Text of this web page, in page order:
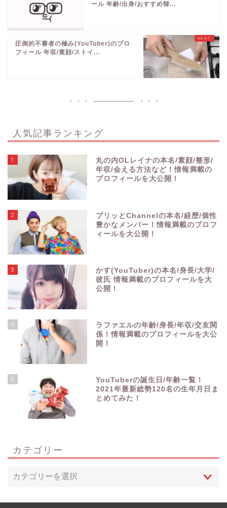
ール 年齢/出身/おすすめ韓...
圧倒的不審者の極み(YouTuber)のプロ
フィール 年収/素顔/ストイ...
人気記事ランキング
1
丸の内OLレイナの本名/素顔/整形/
年収/会える方法など！情報満載の
プロフィールを大公開！
2
プリッとChannelの本名/経歴/個性
豊かなメンバー！情報満載のプロフ
ィールを大公開！
3
かす(YouTuber)の本名/身長/大学/
彼氏 情報満載のプロフィールを大
公開！
4
ラファエルの年齢/身長/年収/交友関
係！情報満載のプロフィールを大公
開！
5
YouTuberの誕生日/年齢一覧！
2021年最新総勢120名の生年月日ま
とめてみた！
カテゴリー